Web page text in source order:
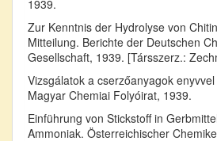
1939.
Zur Kenntnis der Hydrolyse von
Mitteilung. Berichte der Deutschen
Gesellschaft, 1939. [Társszerz.:
Vizsgálatok a cserzőanyagok
Magyar Chemiai Folyóirat, 1939.
Einführung von Stickstoff in
Ammoniak. Österreichischer